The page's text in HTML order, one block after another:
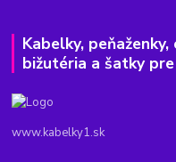
Kabelky,
bižutéria a šatky
www.kabelky1.sk